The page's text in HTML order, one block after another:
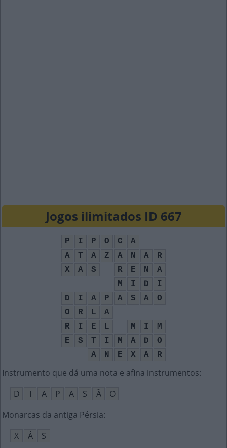
Jogos ilimitados ID 667
P I P O C
A
A
T A Z A N A
R
X
A S R E N
A
M
I D
I
D
I A P A S A
O
O
R L
A
R
I E L M I
M
E
S T I M A D
O
A
N E X A R
Instrumento que dá uma nota e afina instrumentos:
D
I A P A S Ã
O
Monarcas da antiga Pérsia:
X
Á
S